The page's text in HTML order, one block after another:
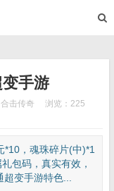
手游
合击传奇
浏览：225
，魂珠碎片(中)*1
包码，真实有效，
变手游特色...